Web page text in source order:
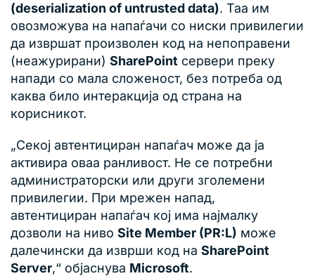
(deserialization of untrusted data). Таа им
овозможува на напаѓачи со ниски привилегии
да извршат произволен код на непоправени
(неажурирани) SharePoint сервери преку
напади со мала сложеност, без потреба од
каква било интеракција од страна на
корисникот.
„Секој автентициран напаѓач може да ја
активира оваа ранливост. Не се потребни
администраторски или други зголемени
привилегии. При мрежен напад,
автентициран напаѓач кој има најмалку
дозволи на ниво Site Member (PR:L) може
далечински да изврши код на SharePoint
Server,“ објаснува Microsoft.